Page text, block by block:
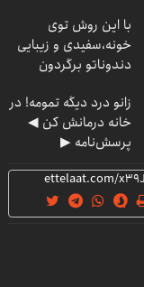
با این روش توی
خونه،سفیدی و زیبایی
دندوناتو برگردون
زانو درد دیگه تمومه! در
خانه درمانش کن ◀
پرسش‌نامه ▶